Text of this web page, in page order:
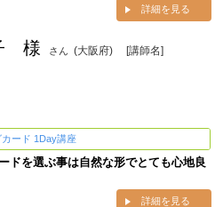
詳細を見る
様 さん (大阪府) [講師名]
ード 1Day講座
ドを選ぶ事は自然な形でとても心地良
詳細を見る